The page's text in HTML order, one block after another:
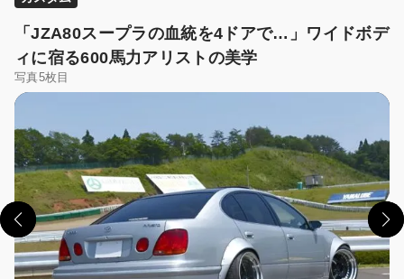
「JZA80スープラの血統を4ドアで…」ワイドボデ
ィに宿る600馬力アリストの美学
写真5枚目